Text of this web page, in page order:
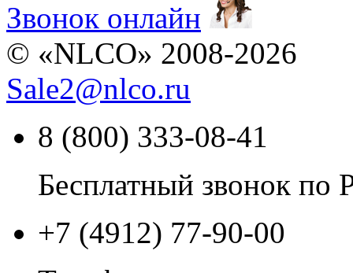
Звонок онлайн
© «NLCO» 2008-2026
Sale2@nlco.ru
8 (800) 333-08-41
Бесплатный звонок по
+7 (4912) 77-90-00